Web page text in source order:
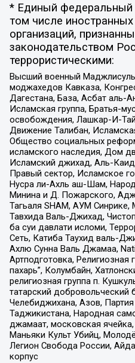
* Единый федеральный
том числе
организаций,
законодательством
террористическими:
Высший военный
моджахедов Кавказа,
Дагестана, База, Асбат аль-
Исламская группа, Братья-
освобождения, Лашкар-И-
Движение Талибан,
Общество социальных
исламского наследия, Дом
Исламский джихад, Аль-
Правый сектор, Исламское
Нусра ли-Ахль аш-Шам,
Минина и Д. Пожарского,
Тагьаля SHAM, АУМ
Тавхида Валь-Джихад,
ба суи давлати исломи,
Сеть, Катиба Таухид валь-
Ахлю Сунна Валь Джамаа,
Артподготовка, Религиозная
пахарь”, Колумбайн,
религиозная группа п.
татарский добровольческий
Челебиджихана, Азов,
Таджикистана, Народная
джамаат, московская
Маньяки Культ Убийц,
Легион Свобода России,
корпус